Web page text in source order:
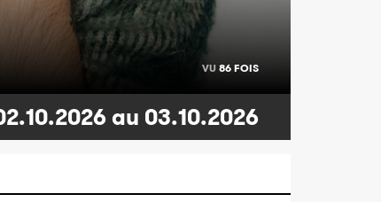
VU 86 FOIS
au 03.10.2026